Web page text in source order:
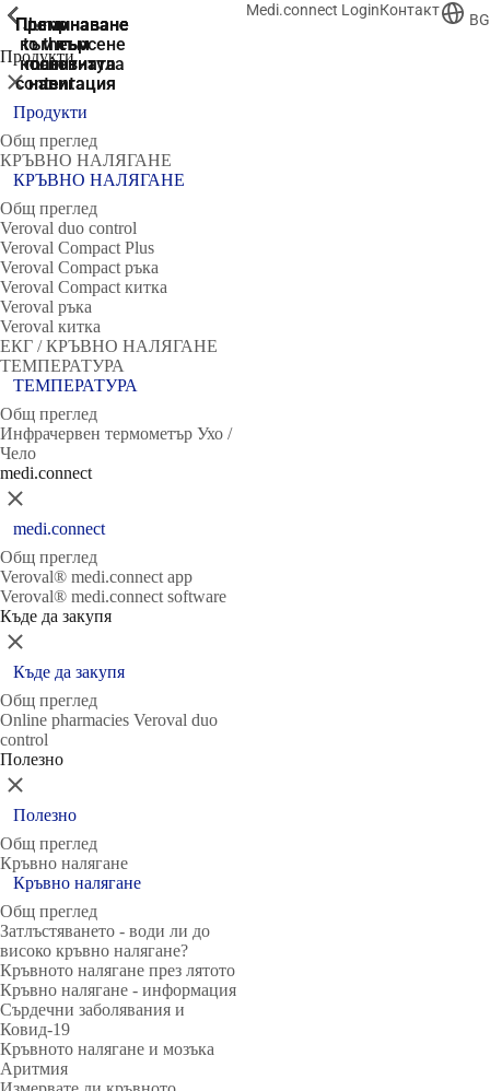
Преминаване
към търсене
Преминаване
към
основната
навигация
Преминаване
към
основната
навигация
Jump
to the
main
content
Преминаване
към
колонтитула
Medi.connect LoginКонтакт
BG
Продукти
ShowPrevious
Затвори
Продукти
Общ преглед
КРЪВНО НАЛЯГАНЕ
ShowPrevious
КРЪВНО НАЛЯГАНЕ
Общ преглед
Veroval duo control
Veroval Compact Plus
Veroval Compact ръка
Veroval Compact китка
Veroval ръка
Veroval китка
ЕКГ / КРЪВНО НАЛЯГАНЕ
ТЕМПЕРАТУРА
ShowPrevious
ТЕМПЕРАТУРА
Общ преглед
Инфрачервен термометър Ухо /
Чело
medi.connect
ShowPrevious
Затвори
medi.connect
Общ преглед
Veroval® medi.connect app
Veroval® medi.connect software
Къде да закупя
ShowPrevious
Затвори
Къде да закупя
Общ преглед
Online pharmacies Veroval duo
control
Полезно
ShowPrevious
Затвори
Полезно
Общ преглед
Кръвно налягане
ShowPrevious
Кръвно налягане
Общ преглед
Затлъстяването - води ли до
високо кръвно налягане?
Кръвното налягане през лятото
Кръвно налягане - информация
Сърдечни заболявания и
Ковид-19
Кръвното налягане и мозъка
Аритмия
ShowPrevious